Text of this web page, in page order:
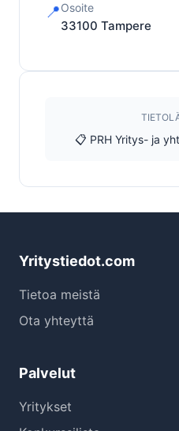
📍Osoite
33100 Tampere
📋 PRH Yritys- ja
Yritystiedot.com
Tietoa meistä
Ota yhteyttä
Palvelut
Yritykset